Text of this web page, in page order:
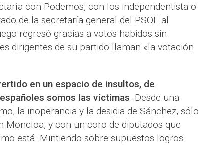
con Podemos, con los independentista o
de la secretaría general del PSOE al
regresó gracias a votos habidos sin
dirigentes de su partido llaman «la votación
en un espacio de insultos, de
somos las víctimas. Desde una
la inoperancia y la desidia de Sánchez, sólo
Moncloa, y con un coro de diputados que
está. Mintiendo sobre supuestos logros